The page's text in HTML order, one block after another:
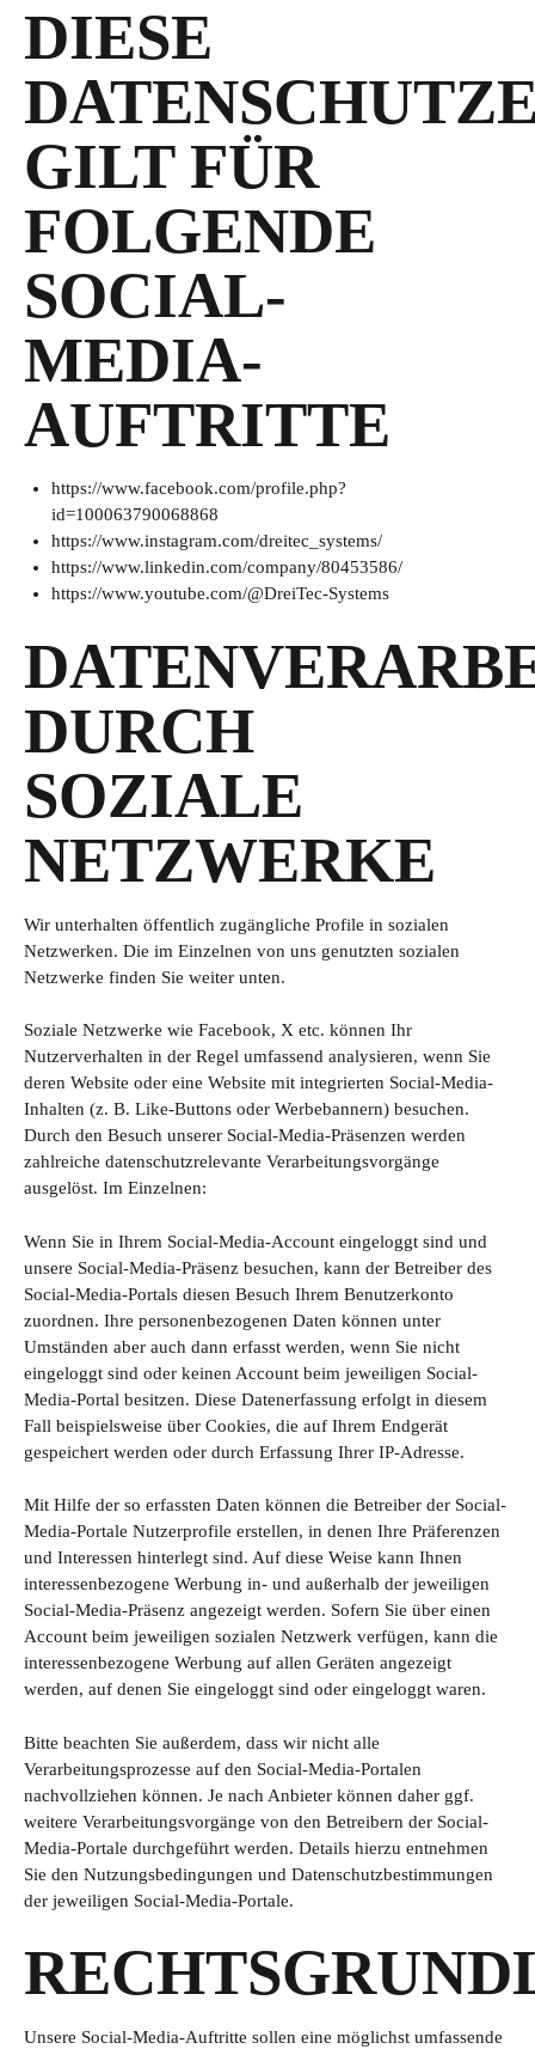
DIESE
GILT FÜR
FOLGENDE
SOCIAL-
MEDIA-
AUFTRITTE
https://www.facebook.com/profile.php?
id=100063790068868
https://www.instagram.com/dreitec_systems/
https://www.linkedin.com/company/80453586/
https://www.youtube.com/@DreiTec-Systems
DURCH
SOZIALE
NETZWERKE
Wir unterhalten öffentlich zugängliche Profile in sozialen
Netzwerken. Die im Einzelnen von uns genutzten sozialen
Netzwerke finden Sie weiter unten.
Soziale Netzwerke wie Facebook, X etc. können Ihr
Nutzerverhalten in der Regel umfassend analysieren, wenn Sie
deren Website oder eine Website mit integrierten Social-Media-
Inhalten (z. B. Like-Buttons oder Werbebannern) besuchen.
Durch den Besuch unserer Social-Media-Präsenzen werden
zahlreiche datenschutzrelevante Verarbeitungsvorgänge
ausgelöst. Im Einzelnen:
Wenn Sie in Ihrem Social-Media-Account eingeloggt sind und
unsere Social-Media-Präsenz besuchen, kann der Betreiber des
Social-Media-Portals diesen Besuch Ihrem Benutzerkonto
zuordnen. Ihre personenbezogenen Daten können unter
Umständen aber auch dann erfasst werden, wenn Sie nicht
eingeloggt sind oder keinen Account beim jeweiligen Social-
Media-Portal besitzen. Diese Datenerfassung erfolgt in diesem
Fall beispielsweise über Cookies, die auf Ihrem Endgerät
gespeichert werden oder durch Erfassung Ihrer IP-Adresse.
Mit Hilfe der so erfassten Daten können die Betreiber der Social-
Media-Portale Nutzerprofile erstellen, in denen Ihre Präferenzen
und Interessen hinterlegt sind. Auf diese Weise kann Ihnen
interessenbezogene Werbung in- und außerhalb der jeweiligen
Social-Media-Präsenz angezeigt werden. Sofern Sie über einen
Account beim jeweiligen sozialen Netzwerk verfügen, kann die
interessenbezogene Werbung auf allen Geräten angezeigt
werden, auf denen Sie eingeloggt sind oder eingeloggt waren.
Bitte beachten Sie außerdem, dass wir nicht alle
Verarbeitungsprozesse auf den Social-Media-Portalen
nachvollziehen können. Je nach Anbieter können daher ggf.
weitere Verarbeitungsvorgänge von den Betreibern der Social-
Media-Portale durchgeführt werden. Details hierzu entnehmen
Sie den Nutzungsbedingungen und Datenschutzbestimmungen
der jeweiligen Social-Media-Portale.
Unsere Social-Media-Auftritte sollen eine möglichst umfassende